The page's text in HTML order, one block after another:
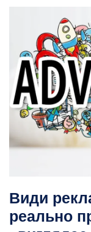
Види
реально